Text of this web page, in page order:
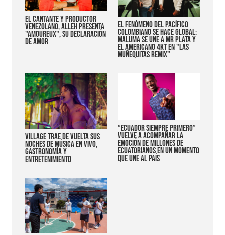
EL CANTANTE Y PRODUCTOR
VENEZOLANO, ALLEH PRESENTA
"AMOUREUX", SU DECLARACIÓN
DE AMOR
EL FENÓMENO DEL PACÍFICO
COLOMBIANO SE HACE GLOBAL:
MALUMA SE UNE A MR PLATA Y
EL AMERICANO 4KT EN "LAS
MUÑEQUITAS REMIX"
Village trae de vuelta sus
noches de música en vivo,
gastronomía y
entretenimiento
“Ecuador siempre primero”
vuelve a acompañar la
emoción de millones de
ecuatorianos en un momento
que une al país